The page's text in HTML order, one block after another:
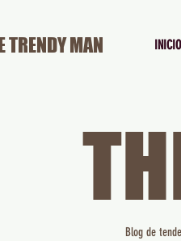
INICIO
TRENDY MAN
Blog de